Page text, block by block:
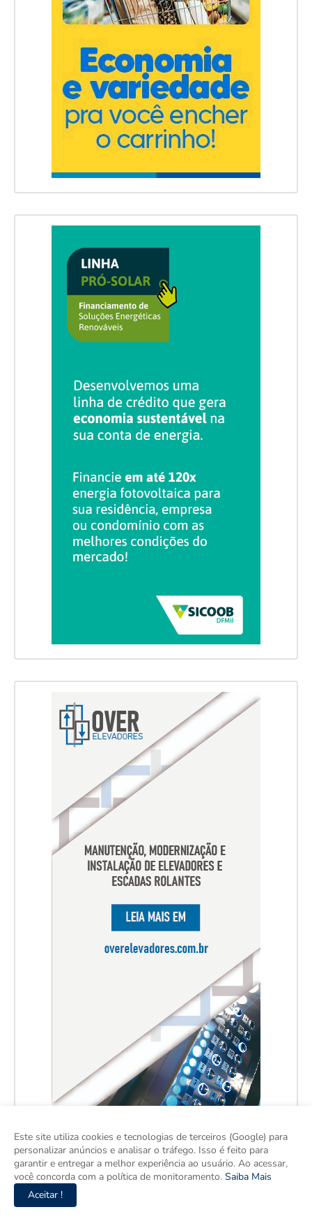
Este site utiliza cookies e tecnologias de terceiros (Google) para
personalizar anúncios e analisar o tráfego. Isso é feito para
garantir e entregar a melhor experiência ao usuário. Ao acessar,
você concorda com a política de monitoramento. Saiba Mais
Aceitar !